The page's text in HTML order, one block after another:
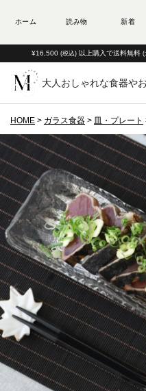
¥16,500 (税込) 以上購入で送料無料 (
大人おしゃれな食器や
HOME ガラス食器 皿・プレート